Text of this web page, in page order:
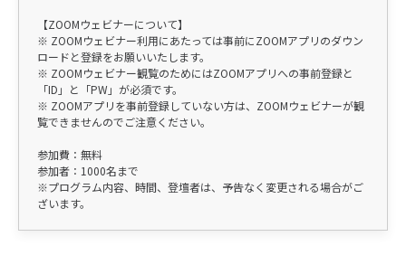
【ZOOMウェビナーについて】
※ ZOOMウェビナー利用にあたっては事前にZOOMアプリのダウン
ロードと登録をお願いいたします。
※ ZOOMウェビナー観覧のためにはZOOMアプリへの事前登録と
「ID」と「PW」が必須です。
※ ZOOMアプリを事前登録していない方は、ZOOMウェビナーが観
覧できませんのでご注意ください。
参加費：無料
参加者：1000名まで
※プログラム内容、時間、登壇者は、予告なく変更される場合がご
ざいます。